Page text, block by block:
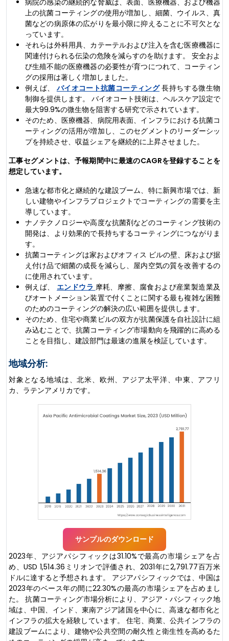
病院の感染の継続的な脅威は、表面、医療機器、および機器
上の抗菌コーティングの使用が増加し、細菌、ウイルス、真
菌などの病原体の広がりを最小限に抑えることに不可欠とな
っています。
それらは外科用具、カテーテルおよび注入を含む医療機器に
関連付けられる伝染の危険を減らすのを助けます。 安全およ
び生殖不能の医療機器の必要性が育つにつれて、コーティン
グの採用は著しく増加しました。
例えば、 バイオコート抗菌コーティング長持ちする微生物
制御を提供します。 バイオコート技術は、ヘルスケア設定で
最大99.9%の微生物を阻害する研究で示されています。
そのため、医療機器、病院用表面、インフラにおける抗菌コ
ーティングの活用が増加し、このセグメントのリーダーシッ
プを持続させ、収益シェアを継続的に上昇させました。
工事セグメントは、予報期間中に最速のCAGRを登録することを
想定しています。
急速な都市化と継続的な建設ブーム、特に新興市場では、新
しい建物やインフラプロジェクトでコーティングの需要を主
導しています。
ナノテクノロジーや高度な抗菌剤などのコーティング技術の
開発は、より効果的で長持ちするコーティングにつながりま
す。
抗菌コーティングは家およびオフィス ビルの壁、床および据
え付け品で細菌の成長を減らし、屋内空気の質を改善するの
に使用されています。
例えば、 エンドウラ 摩耗、摩擦、腐食および産業製造業及
びオートメーション装置で付くことに関する最も複雑な困難
のためのコーティングの解決の広い範囲を提供します。
そのため、住宅や商業ビルの双方が抗菌保護を自社設計に組
み込むことで、抗菌コーティング市場動向を飛躍的に高める
ことを目指し、建設部門は最速の進展を検証しています。
地域分析:
対象となる地域は、北米、欧州、アジア太平洋、中東、アフリ
カ、ラテンアメリカです。
サンプルのダウンロード
2023年、アジアパシフィックは31.10%で最高の市場シェアを占
め、USD 1,514.36ミリオンで評価され、2031年に2,791.77百万米
ドルに達すると予想されます。 アジアパシフィックでは、中国は
2023年のベース年の間に22.30%の最高の市場シェアを占めまし
た。 抗菌コーティング市場分析により、アジア・パシフィック地
域は、中国、インド、東南アジア諸国を中心に、高速な都市化と
インフラの拡大を経験しています。 住宅、商業、公共インフラの
建設ブームにより、建物や公共空間の耐久性と衛生性を高めるた